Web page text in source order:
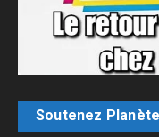
Soutenez